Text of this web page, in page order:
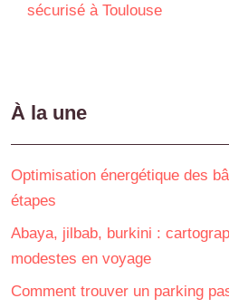
sécurisé à Toulouse
À la une
Optimisation énergétique des
étapes
Abaya, jilbab, burkini :
modestes en voyage
Comment trouver un parking